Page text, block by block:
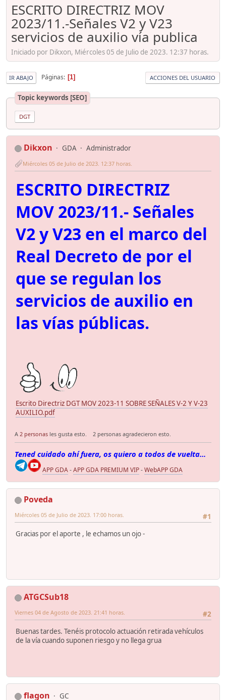
ESCRITO DIRECTRIZ MOV
2023/11.-Señales V2 y V23
servicios de auxilio vía publica
Iniciado por Dikxon, Miércoles 05 de Julio de 2023. 12:37 horas.
IR ABAJO Páginas 1 ACCIONES DEL USUARIO
Topic keywords [SEO]
DGT
Dikxon GDA Administrador
Miércoles 05 de Julio de 2023. 12:37 horas.
ESCRITO DIRECTRIZ
MOV 2023/11.- Señales
V2 y V23 en el marco del
Real Decreto de por el
que se regulan los
servicios de auxilio en
las vías públicas.
Escrito Directriz DGT MOV 2023-11 SOBRE SEÑALES V-2 Y V-23
AUXILIO.pdf
A 2 personas les gusta esto. 2 personas agradecieron esto.
Tened cuidado ahí fuera, os quiero a todos de vuelta...
APP GDA-APP GDA PREMIUM VIP-WebAPP GDA
Poveda
#1
Miércoles 05 de Julio de 2023. 17:00 horas.
Gracias por el aporte , le echamos un ojo -
ATGCSub18
#2
Viernes 04 de Agosto de 2023. 21:41 horas.
Buenas tardes. Tenéis protocolo actuación retirada vehículos
de la vía cuando suponen riesgo y no llega grua
flagon GC